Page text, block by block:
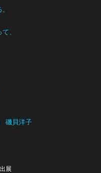
、
貝洋子
展